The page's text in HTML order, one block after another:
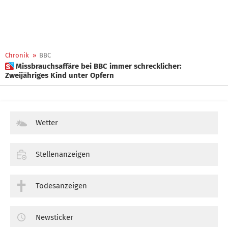
Chronik » BBC
 Missbrauchsaffäre bei BBC immer schrecklicher:
Zweijähriges Kind unter Opfern
Wetter
Stellenanzeigen
Todesanzeigen
Newsticker